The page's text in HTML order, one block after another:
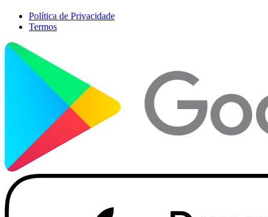
Política de Privacidade
Termos